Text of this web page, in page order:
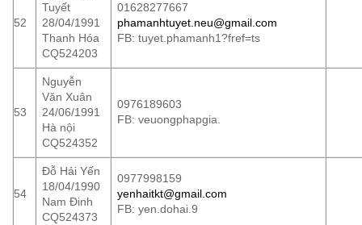
52
Tuyết
28/04/1991
Thanh Hóa
CQ524203
01628277667
phamanhtuyet.neu@gmail.com
FB: tuyet.phamanh1?fref=ts
53
Nguyễn
Văn Xuân
24/06/1991
Hà nội
CQ524352
0976189603
FB: veuongphapgia.
54
Đỗ Hải Yến
18/04/1990
Nam Đinh
CQ524373
0977998159
yenhaitkt@gmail.com
FB: yen.dohai.9